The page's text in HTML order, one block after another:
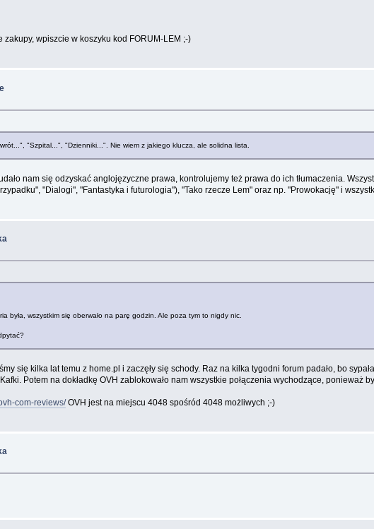
wpiszcie w koszyku kod FORUM-LEM ;-)
"Szpital...", "Dzienniki...". Nie wiem z jakiego klucza, ale solidna lista.
nam się odzyskać anglojęzyczne prawa, kontrolujemy też prawa do ich tłumaczenia.
"Dialogi", "Fantastyka i futurologia"), "Tako rzecze Lem" oraz np. "Prowokację" i
była, wszystkim się oberwało na parę godzin. Ale poza tym to nigdy nic.
się kilka lat temu z home.pl i zaczęły się schody. Raz na kilka tygodni forum padało, bo
Potem na dokładkę OVH zablokowało nam wszystkie połączenia wychodzące,
com-reviews/OVH jest na miejscu 4048 spośród 4048 możliwych ;-)